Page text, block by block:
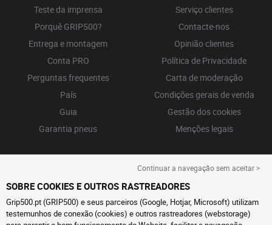
Teste da imprensa
Porquê GRIP500?
Entrega e montagem
Conta PRO
Perguntas frequentes
País
Guia
Garantia pneus
Serviço clientes
Contacte-nos
Opinião clientes
Política de Privacidade
Carta de moderação
Condições gerais de venda
Gestão dos cookies
Menções legais
Continuar a navegação sem aceitar >
SOBRE COOKIES E OUTROS RASTREADORES
Grip500.pt (GRIP500) e seus parceiros (Google, Hotjar, Microsoft) utilizam
testemunhos de conexão (cookies) e outros rastreadores (webstorage)